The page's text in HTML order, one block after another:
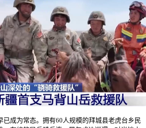
已成为常态。拥有60人规模的拜城县老虎台乡民